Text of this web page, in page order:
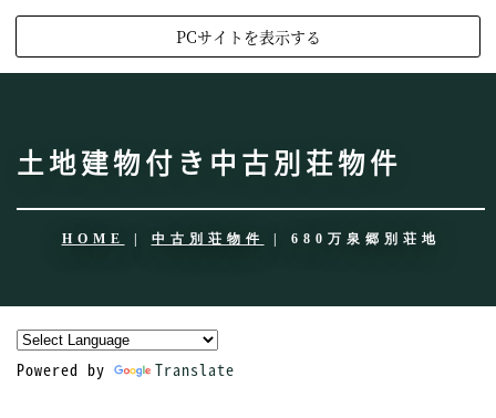
PCサイトを表示する
土地建物付き中古別荘物件
HOME 中古別荘物件 680万泉郷別荘地
Powered by Translate